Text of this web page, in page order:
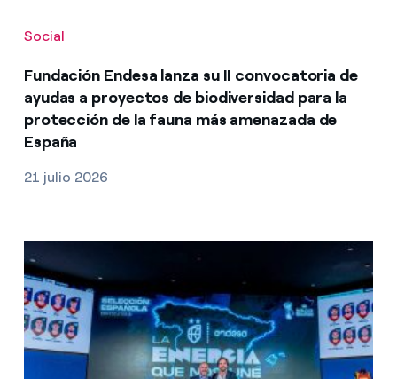
Social
Fundación Endesa lanza su II convocatoria de
ayudas a proyectos de biodiversidad para la
protección de la fauna más amenazada de
España
21 julio 2026